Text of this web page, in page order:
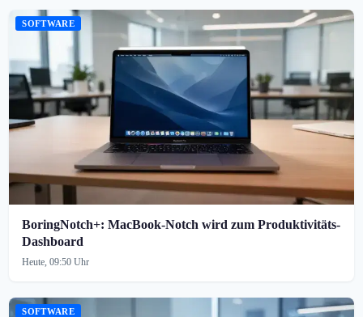
SOFTWARE
BoringNotch+: MacBook-Notch wird zum Produktivitäts-
Dashboard
Heute, 09:50 Uhr
SOFTWARE